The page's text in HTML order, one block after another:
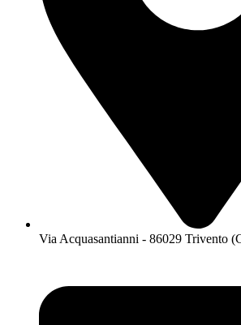
Via Acquasantianni - 86029 Trivento